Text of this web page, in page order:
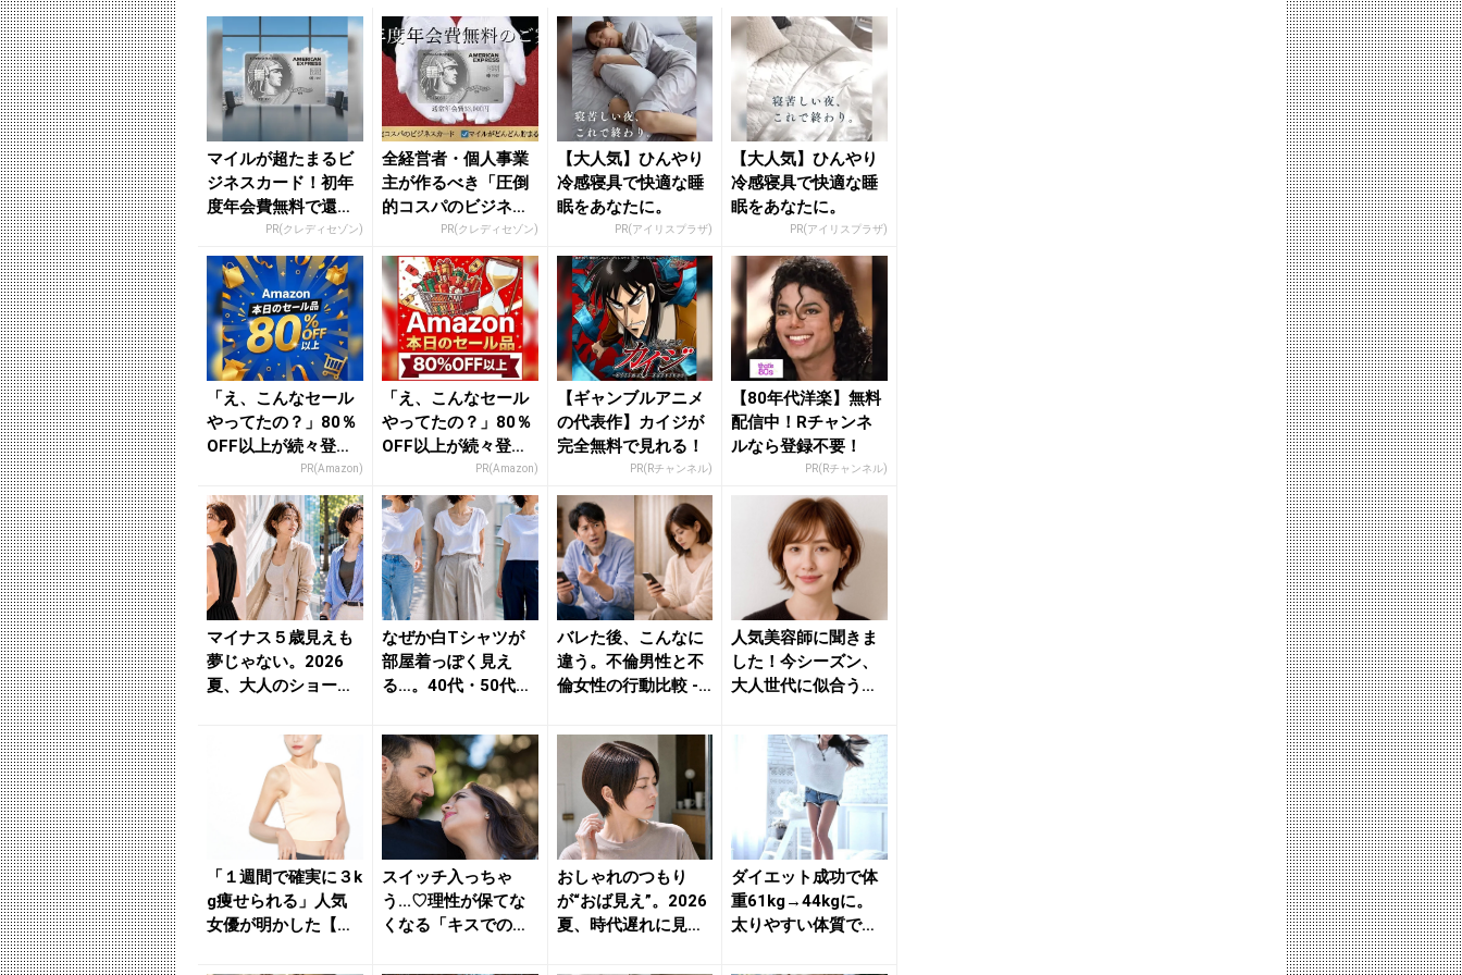
マイルが超たまるビ
ジネスカード！初年
度年会費無料で還元
率最大1.125%PR(クレディセゾン)
全経営者・個人事業
主が作るべき「圧倒
的コスパのビジネス
カード」PR(クレディセゾン)
【大人気】ひんやり
冷感寝具で快適な睡
眠をあなたに。
PR(アイリスプラザ)
【大人気】ひんやり
冷感寝具で快適な睡
眠をあなたに。
PR(アイリスプラザ)
「え、こんなセール
やってたの？」80％
OFF以上が続々登
場！Amazonの本気
が...
PR(Amazon)
「え、こんなセール
やってたの？」80％
OFF以上が続々登
場！Amazonの本気
が...
PR(Amazon)
【ギャンブルアニメ
の代表作】カイジが
完全無料で見れる！
PR(Rチャンネル)
【80年代洋楽】無料
配信中！Rチャンネ
ルなら登録不要！
PR(Rチャンネル)
マイナス５歳見えも
夢じゃない。2026
夏、大人のショート
なぜか白Tシャツが
部屋着っぽく見え
る…。40代・50代が
イン...
バレた後、こんなに
違う。不倫男性と不
倫女性の行動比較 -
be...
人気美容師に聞きま
した！今シーズン、
大人世代に似合う
ヘア】３選...
「１週間で確実に３k
g痩せられる」人気
女優が明かした【簡
スイッチ入っちゃ
う...♡理性が保てな
くなる「キスでの喘
おしゃれのつもり
が“おば見え”。2026
夏、時代遅れに見ら
ダイエット成功で体
重61kg→44kgに。
太りやすい体質でも